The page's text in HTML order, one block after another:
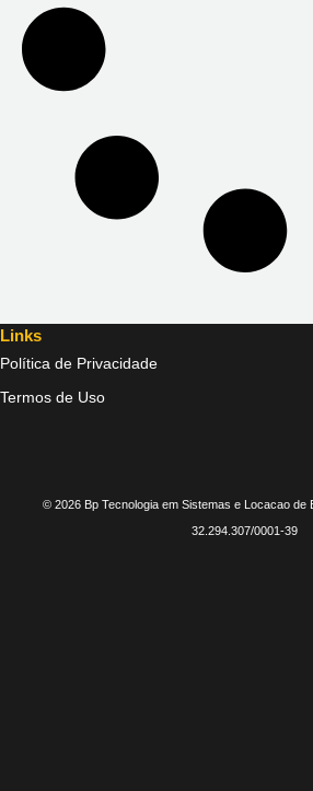
Links
Política de Privacidade
Termos de Uso
© 2026 Bp Tecnologia em Sistemas e Locacao de
32.294.307/0001-39